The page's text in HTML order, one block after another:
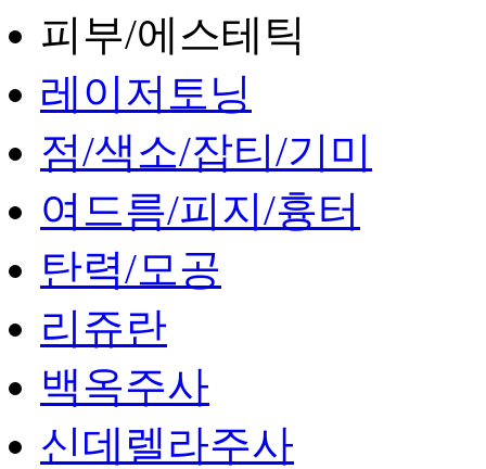
피부/에스테틱
레이저토닝
점/색소/잡티/기미
여드름/피지/흉터
탄력/모공
리쥬란
백옥주사
신데렐라주사